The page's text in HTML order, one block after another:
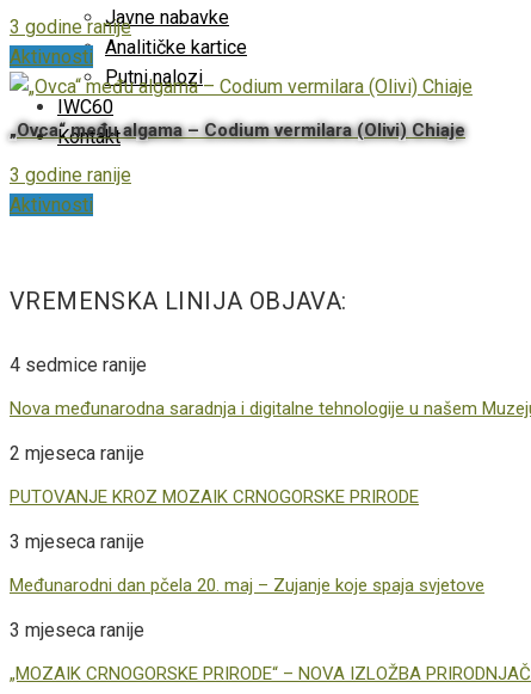
Javne nabavke
Analitičke kartice
Putni nalozi
IWC60
Kontakt
3 godine ranije
Aktivnosti
„Ovca“ među algama – Codium vermilara (Olivi) Chiaje
3 godine ranije
Aktivnosti
VREMENSKA LINIJA OBJAVA:
4 sedmice ranije
Nova međunarodna saradnja i digitalne tehnologije u našem
2 mjeseca ranije
PUTOVANJE KROZ MOZAIK CRNOGORSKE PRIRODE
3 mjeseca ranije
Međunarodni dan pčela 20. maj – Zujanje koje spaja svjetove
3 mjeseca ranije
„MOZAIK CRNOGORSKE PRIRODE“ – NOVA IZLOŽBA